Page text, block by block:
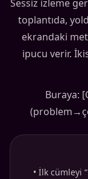
Sessiz izleme
toplantıda,
ekrandaki
ipucu verir.
Buraya:
• İlk cümleyi